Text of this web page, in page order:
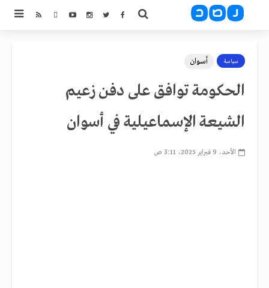
سياسة أسوان
الحكومة توافق على دفن زعيم
الشيعة الإسماعيلية في أسوان
الأحد، 9 فبراير 2025، 3:11 ص